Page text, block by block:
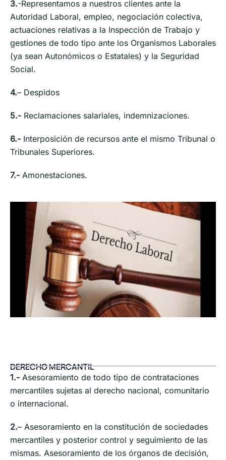
3.-Representamos a nuestros clientes ante la
Autoridad Laboral, empleo, negociación colectiva,
actuaciones relativas a la Inspección de Trabajo y
gestiones de todo tipo ante los Organismos Laborales
(ya sean Autonómicos o Estatales) y la Seguridad
Social.
4.– Despidos
5.- Reclamaciones salariales, indemnizaciones.
6.- Interposición de recursos ante el mismo Tribunal o
Tribunales Superiores.
7.- Amonestaciones.
DERECHO MERCANTIL
1.- Asesoramiento de todo tipo de contrataciones
mercantiles sujetas al derecho nacional, comunitario
o internacional.
2.– Asesoramiento en la constitución de sociedades
mercantiles y posterior control y seguimiento de las
mismas. Asesoramiento de los órganos de decisión,